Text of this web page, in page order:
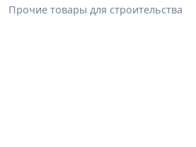
Прочие товары для строительства